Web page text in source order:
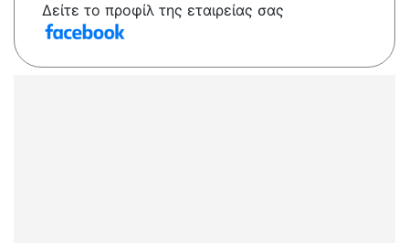
Δείτε το προφίλ της εταιρείας σας